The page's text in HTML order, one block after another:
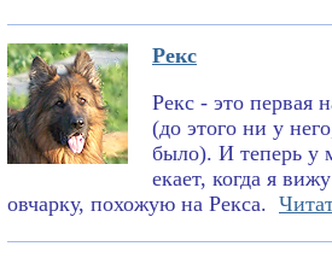
Рекс
Рекс - это первая
(до этого ни у
было). И теперь у
екает, когда я
овчарку, похожую на Рекса.